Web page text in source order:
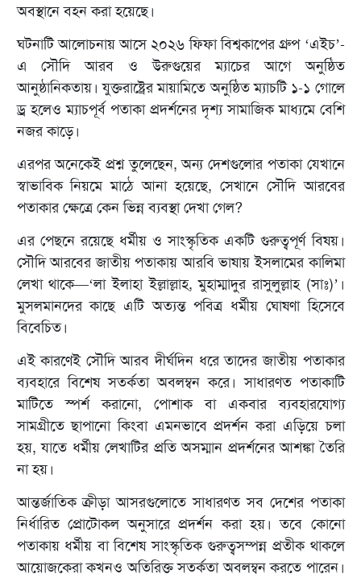
অবস্থানে বহন করা হয়েছে।
ঘটনাটি আলোচনায় আসে ২০২৬ ফিফা বিশ্বকাপের গ্রুপ ‘এইচ’-
এ সৌদি আরব ও উরুগুয়ের ম্যাচের আগে অনুষ্ঠিত
আনুষ্ঠানিকতায়। যুক্তরাষ্ট্রের মায়ামিতে অনুষ্ঠিত ম্যাচটি ১-১ গোলে
ড্র হলেও ম্যাচপূর্ব পতাকা প্রদর্শনের দৃশ্য সামাজিক মাধ্যমে বেশি
নজর কাড়ে।
এরপর অনেকেই প্রশ্ন তুলেছেন, অন্য দেশগুলোর পতাকা যেখানে
স্বাভাবিক নিয়মে মাঠে আনা হয়েছে, সেখানে সৌদি আরবের
পতাকার ক্ষেত্রে কেন ভিন্ন ব্যবস্থা দেখা গেল?
এর পেছনে রয়েছে ধর্মীয় ও সাংস্কৃতিক একটি গুরুত্বপূর্ণ বিষয়।
সৌদি আরবের জাতীয় পতাকায় আরবি ভাষায় ইসলামের কালিমা
লেখা থাকে—‘লা ইলাহা ইল্লাল্লাহ, মুহাম্মাদুর রাসুলুল্লাহ (সাঃ)’।
মুসলমানদের কাছে এটি অত্যন্ত পবিত্র ধর্মীয় ঘোষণা হিসেবে
বিবেচিত।
এই কারণেই সৌদি আরব দীর্ঘদিন ধরে তাদের জাতীয় পতাকার
ব্যবহারে বিশেষ সতর্কতা অবলম্বন করে। সাধারণত পতাকাটি
মাটিতে স্পর্শ করানো, পোশাক বা একবার ব্যবহারযোগ্য
সামগ্রীতে ছাপানো কিংবা এমনভাবে প্রদর্শন করা এড়িয়ে চলা
হয়, যাতে ধর্মীয় লেখাটির প্রতি অসম্মান প্রদর্শনের আশঙ্কা তৈরি
না হয়।
আন্তর্জাতিক ক্রীড়া আসরগুলোতে সাধারণত সব দেশের পতাকা
নির্ধারিত প্রোটোকল অনুসারে প্রদর্শন করা হয়। তবে কোনো
পতাকায় ধর্মীয় বা বিশেষ সাংস্কৃতিক গুরুত্বসম্পন্ন প্রতীক থাকলে
আয়োজকেরা কখনও অতিরিক্ত সতর্কতা অবলম্বন করতে পারেন।